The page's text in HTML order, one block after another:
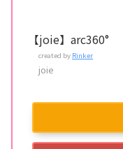
【joie】arc360°
created by Rinker
joie